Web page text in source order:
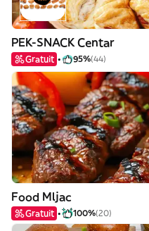
PEK-SNACK Centar
Gratuit 95%(44)
Food Mljac
Gratuit 100%(20)